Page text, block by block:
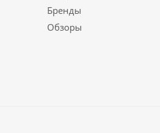
Бренды
Обзоры